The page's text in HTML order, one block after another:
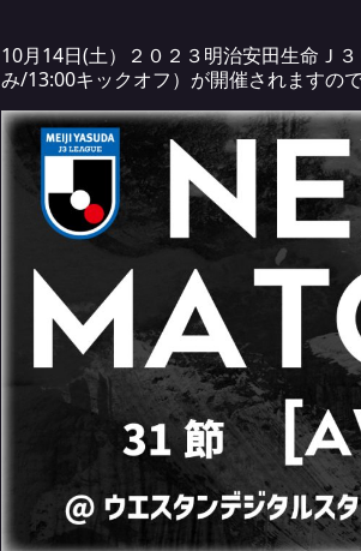
10月14日(土）２０２３明治安田生命Ｊ
み/13:00キックオフ）が開催されますの